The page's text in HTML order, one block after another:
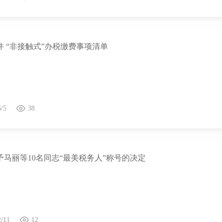
“非接触式”办税缴费事项清单
5 38
马丽等10名同志“最美税务人”称号的决定
11 12